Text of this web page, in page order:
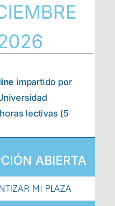
impartido por
lectivas (5
ABIERTA
MI PLAZA